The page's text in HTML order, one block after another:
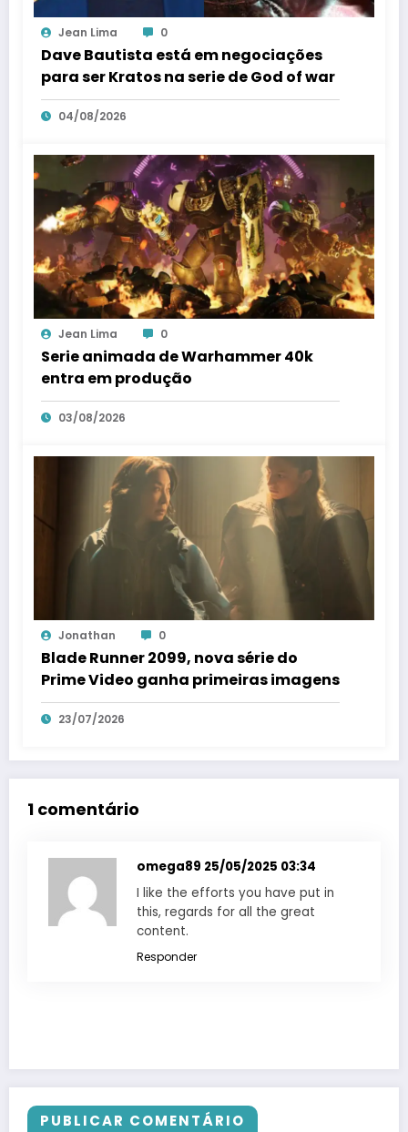
Jean Lima 0
Dave Bautista está em negociações
para ser Kratos na serie de God of war
04/08/2026
Jean Lima 0
Serie animada de Warhammer 40k
entra em produção
03/08/2026
Jonathan 0
Blade Runner 2099, nova série do
Prime Video ganha primeiras imagens
23/07/2026
1 comentário
omega89 25/05/2025 03:34
I like the efforts you have put in
this, regards for all the great
content.
Responder
PUBLICAR COMENTÁRIO